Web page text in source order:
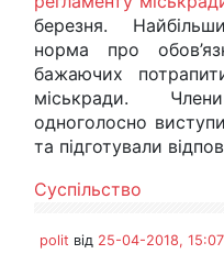
березня.
норма про
бажаючих
міськради.
одноголосно
та підготували
Суспільство
polit від 25-04-2018, 15:07